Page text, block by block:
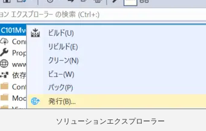
ソリューションエクスプローラー